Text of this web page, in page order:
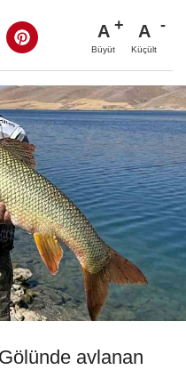
A
Büyüt
A
Küçült
avlanan